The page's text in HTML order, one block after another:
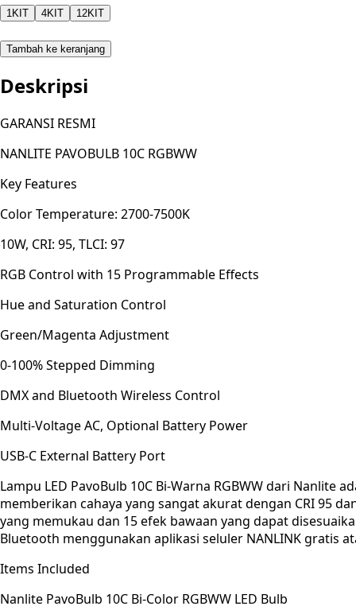
1KIT 4KIT 12KIT
Tambah ke keranjang
Deskripsi
GARANSI RESMI
NANLITE PAVOBULB 10C RGBWW
Key Features
Color Temperature: 2700-7500K
10W, CRI: 95, TLCI: 97
RGB Control with 15 Programmable Effects
Hue and Saturation Control
Green/Magenta Adjustment
0-100% Stepped Dimming
DMX and Bluetooth Wireless Control
Multi-Voltage AC, Optional Battery Power
USB-C External Battery Port
Lampu LED PavoBulb 10C Bi-Warna RGBWW dari
memberikan cahaya yang sangat akurat dengan CRI 95
yang memukau dan 15 efek bawaan yang dapat
Bluetooth menggunakan aplikasi seluler NANLINK gratis
Items Included
Nanlite PavoBulb 10C Bi-Color RGBWW LED Bulb